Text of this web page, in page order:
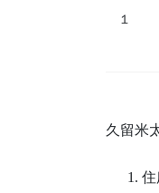
１
久留米
住